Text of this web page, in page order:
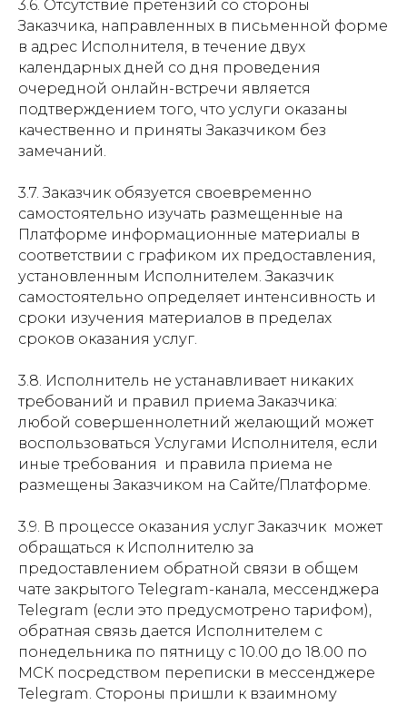
3.6. Отсутствие претензий со стороны
Заказчика, направленных в письменной форме
в адрес Исполнителя, в течение двух
календарных дней со дня проведения
очередной онлайн-встречи является
подтверждением того, что услуги оказаны
качественно и приняты Заказчиком без
замечаний.
3.7. Заказчик обязуется своевременно
самостоятельно изучать размещенные на
Платформе информационные материалы в
соответствии с графиком их предоставления,
установленным Исполнителем. Заказчик
самостоятельно определяет интенсивность и
сроки изучения материалов в пределах
сроков оказания услуг.
3.8. Исполнитель не устанавливает никаких
требований и правил приема Заказчика:
любой совершеннолетний желающий может
воспользоваться Услугами Исполнителя, если
иные требования и правила приема не
размещены Заказчиком на Сайте/Платформе.
3.9. В процессе оказания услуг Заказчик может
обращаться к Исполнителю за
предоставлением обратной связи в общем
чате закрытого Telegram-канала, мессенджера
Telegram (если это предусмотрено тарифом),
обратная связь дается Исполнителем с
понедельника по пятницу с 10.00 до 18.00 по
МСК посредством переписки в мессенджере
Telegram. Стороны пришли к взаимному